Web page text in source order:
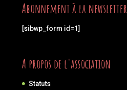
Abonnement à la newsletter
[sibwp_form id=1]
A propos de l'association
Statuts